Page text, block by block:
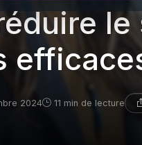
2024 11 min de lecture